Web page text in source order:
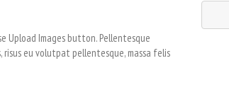
Upload Images button. Pellentesque
eu volutpat pellentesque, massa felis